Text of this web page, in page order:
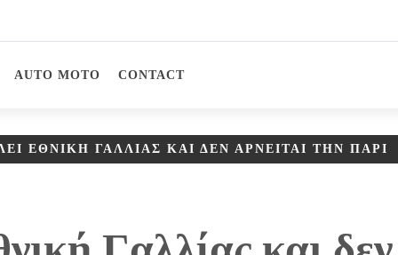
AUTO MOTO CONTACT
ΕΘΝΙΚΉ ΓΑΛΛΊΑΣ ΚΑΙ ΔΕΝ ΑΡΝΕΊΤΑΙ ΤΗΝ ΠΑΡΊ